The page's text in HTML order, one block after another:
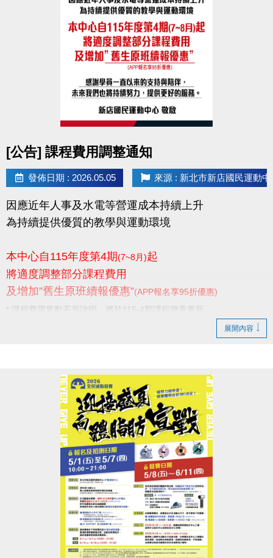
[公告] 課程費用調整通知
發佈日期 : 2026.05.05 來源 : 新北市新店國民運動中
因應近年人事及水電等營運成本持續上升
為持續提供優質的教學與運動環境
本中心自115年度第4期(7~8月)起
將適度調整部分課程費用
及增加”舊生原班續報優惠”(APP報名享95折優惠)
* 課程費用異動不另說明，將於115-4期課程簡章更新。
新店國民運動中心 敬啟
展開內容